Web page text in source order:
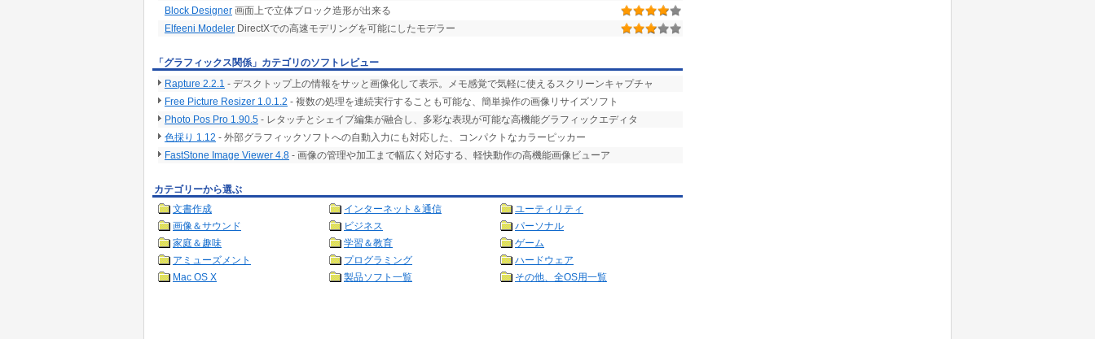
Block Designer 画面上で立体ブロック造形が出来る
Elfeeni Modeler DirectXでの高速モデリングを可能にしたモデラー
「グラフィックス関係」カテゴリのソフトレビュー
Rapture 2.2.1 - デスクトップ上の情報をサッと画像化して表示。メモ感覚で気軽に使えるスクリーンキャプチャ
Free Picture Resizer 1.0.1.2 - 複数の処理を連続実行することも可能な、簡単操作の画像リサイズソフト
Photo Pos Pro 1.90.5 - レタッチとシェイプ編集が融合し、多彩な表現が可能な高機能グラフィックエディタ
色採り 1.12 - 外部グラフィックソフトへの自動入力にも対応した、コンパクトなカラーピッカー
FastStone Image Viewer 4.8 - 画像の管理や加工まで幅広く対応する、軽快動作の高機能画像ビューア
カテゴリーから選ぶ
文書作成
インターネット＆通信
ユーティリティ
画像＆サウンド
ビジネス
パーソナル
家庭＆趣味
学習＆教育
ゲーム
アミューズメント
プログラミング
ハードウェア
Mac OS X
製品ソフト一覧 その他、全OS用一覧